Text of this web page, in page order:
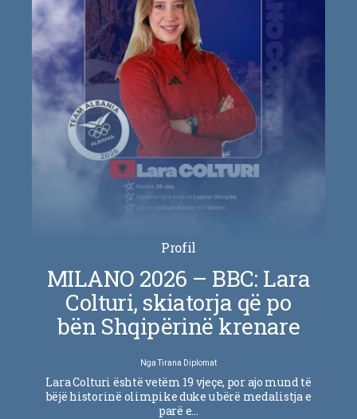
Profil
MILANO 2026 – BBC: Lara
Colturi, skiatorja që po
bën Shqipërinë krenare
NgaTirana Diplomat
Lara Colturi është vetëm 19 vjeçe, por ajo mund të
bëjë historinë olimpike duke u bërë medalistja e
parë e…